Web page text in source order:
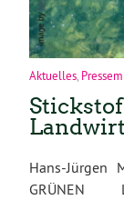
Aktuelles,
Hans-Jürgen
GRÜNEN